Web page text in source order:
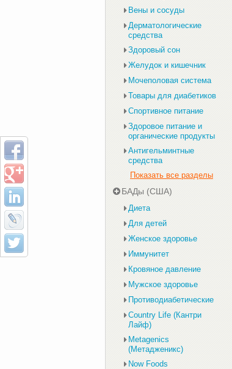
Вены и сосуды
Дерматологические
средства
Здоровый сон
Желудок и кишечник
Мочеполовая система
Товары для диабетиков
Спортивное питание
Здоровое питание и
органические продукты
Антигельминтные
средства
Показать все разделы
БАДы (США)
Диета
Для детей
Женское здоровье
Иммунитет
Кровяное давление
Мужское здоровье
Противодиабетические
Country Life (Кантри
Лайф)
Metagenics
(Метадженикс)
Now Foods